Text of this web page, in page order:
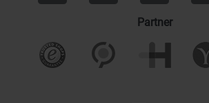
Partner